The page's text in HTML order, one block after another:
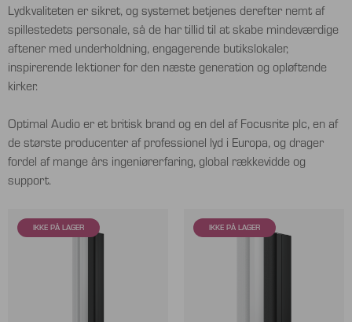
Lydkvaliteten er sikret, og systemet betjenes derefter nemt af
spillestedets personale, så de har tillid til at skabe mindeværdige
aftener med underholdning, engagerende butikslokaler,
inspirerende lektioner for den næste generation og opløftende
kirker.
Optimal Audio er et britisk brand og en del af Focusrite plc, en af ​​
de største producenter af professionel lyd i Europa, og drager
fordel af mange års ingeniørerfaring, global rækkevidde og
support.